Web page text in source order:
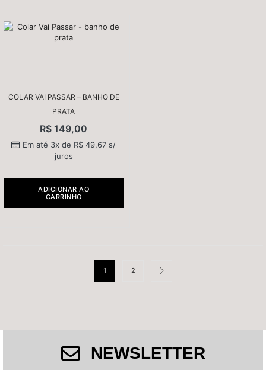
COLAR VAI PASSAR – BANHO DE
PRATA
R$ 149,00
Em até 3x de R$49,67s/
juros
ADICIONAR AO
CARRINHO
1 2
NEWSLETTER